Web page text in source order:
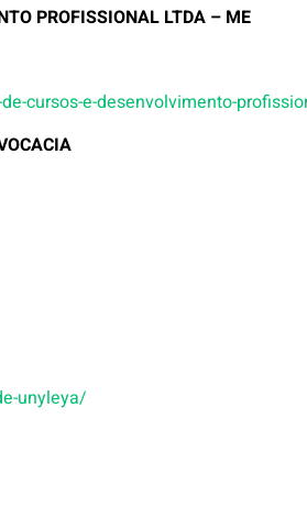
PROFISSIONAL LTDA – ME
cursos-e-desenvolvimento-
unyleya/